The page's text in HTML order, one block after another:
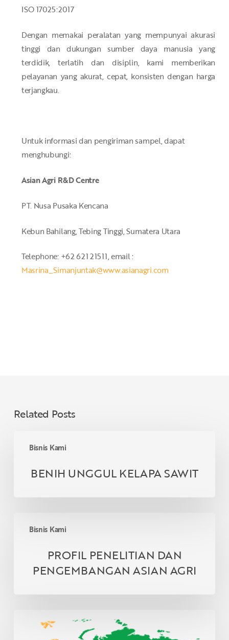
ISO 17025:2017
Dengan memakai peralatan yang mempunyai akurasi
tinggi dan dukungan sumber daya manusia yang
terdidik, terlatih dan disiplin, kami memberikan
pelayanan yang akurat, cepat, konsisten dengan harga
terjangkau.
Untuk informasi dan pengiriman sampel, dapat
menghubungi:
Asian Agri R&D Centre
PT. Nusa Pusaka Kencana
Kebun Bahilang, Tebing Tinggi, Sumatera Utara
Telephone: +62 621 21511, email :
Masrina_Simanjuntak@www.asianagri.com
Related Posts
Bisnis Kami
UNGGUL
SAWITBENIH UNGGUL KELAPA SAWIT
Bisnis Kami
PENELITIAN
PENGEMBANGAN
ASIAN
PROFIL PENELITIAN DAN
PENGEMBANGAN ASIAN AGRI